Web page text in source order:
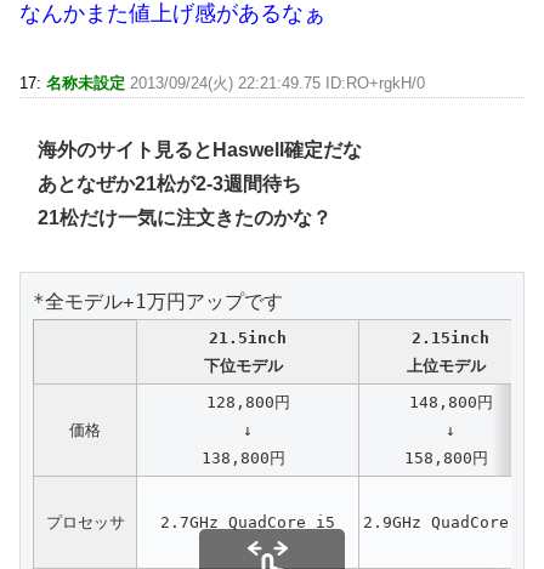
なんかまた値上げ感があるなぁ
17: 名称未設定 2013/09/24(火) 22:21:49.75 ID:RO+rgkH/0
海外のサイト見るとHaswell確定だな
あとなぜか21松が2-3週間待ち
21松だけ一気に注文きたのかな？
21.5inch
下位モデル
2.15inch
上位モデル
価格
128,800円
↓
138,800円
148,800円
↓
158,800円
プロセッサ 2.7GHz QuadCore i5 2.9GHz QuadCore i5